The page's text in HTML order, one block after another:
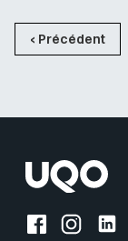
‹ Précédent
Facebook de